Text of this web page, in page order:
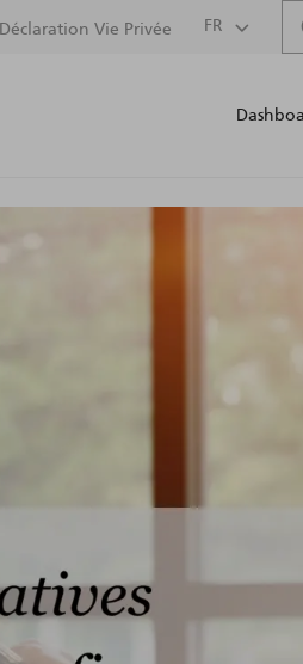
menu
Déclaration Vie Privée FR